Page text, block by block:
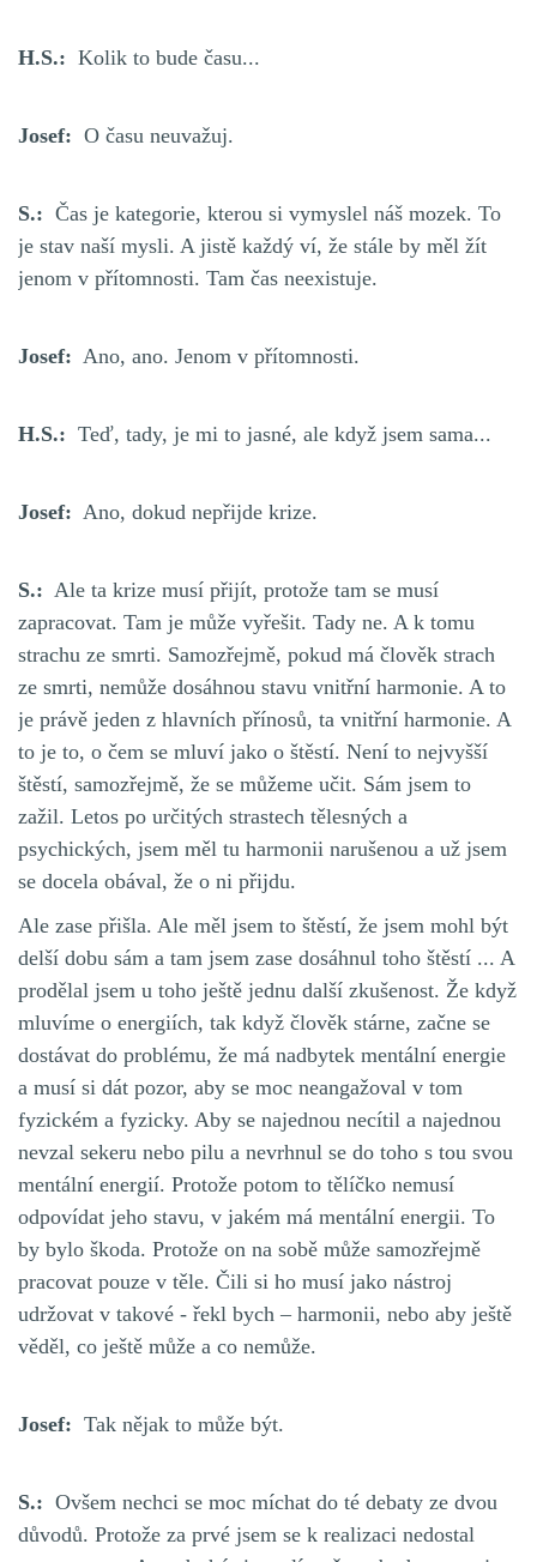
H.S.: Kolik to bude času...
Josef: O času neuvažuj.
S.: Čas je kategorie, kterou si vymyslel náš mozek. To
je stav naší mysli. A jistě každý ví, že stále by měl žít
jenom v přítomnosti. Tam čas neexistuje.
Josef: Ano, ano. Jenom v přítomnosti.
H.S.: Teď, tady, je mi to jasné, ale když jsem sama...
Josef: Ano, dokud nepřijde krize.
S.: Ale ta krize musí přijít, protože tam se musí
zapracovat. Tam je může vyřešit. Tady ne. A k tomu
strachu ze smrti. Samozřejmě, pokud má člověk strach
ze smrti, nemůže dosáhnou stavu vnitřní harmonie. A to
je právě jeden z hlavních přínosů, ta vnitřní harmonie. A
to je to, o čem se mluví jako o štěstí. Není to nejvyšší
štěstí, samozřejmě, že se můžeme učit. Sám jsem to
zažil. Letos po určitých strastech tělesných a
psychických, jsem měl tu harmonii narušenou a už jsem
se docela obával, že o ni přijdu.
Ale zase přišla. Ale měl jsem to štěstí, že jsem mohl být
delší dobu sám a tam jsem zase dosáhnul toho štěstí ... A
prodělal jsem u toho ještě jednu další zkušenost. Že když
mluvíme o energiích, tak když člověk stárne, začne se
dostávat do problému, že má nadbytek mentální energie
a musí si dát pozor, aby se moc neangažoval v tom
fyzickém a fyzicky. Aby se najednou necítil a najednou
nevzal sekeru nebo pilu a nevrhnul se do toho s tou svou
mentální energií. Protože potom to tělíčko nemusí
odpovídat jeho stavu, v jakém má mentální energii. To
by bylo škoda. Protože on na sobě může samozřejmě
pracovat pouze v těle. Čili si ho musí jako nástroj
udržovat v takové - řekl bych – harmonii, nebo aby ještě
věděl, co ještě může a co nemůže.
Josef: Tak nějak to může být.
S.: Ovšem nechci se moc míchat do té debaty ze dvou
důvodů. Protože za prvé jsem se k realizaci nedostal